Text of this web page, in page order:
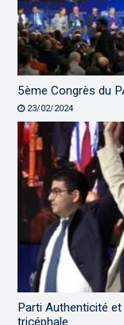
5ème Congrès du
23/02/2024
Parti Authenticité
tricéphale